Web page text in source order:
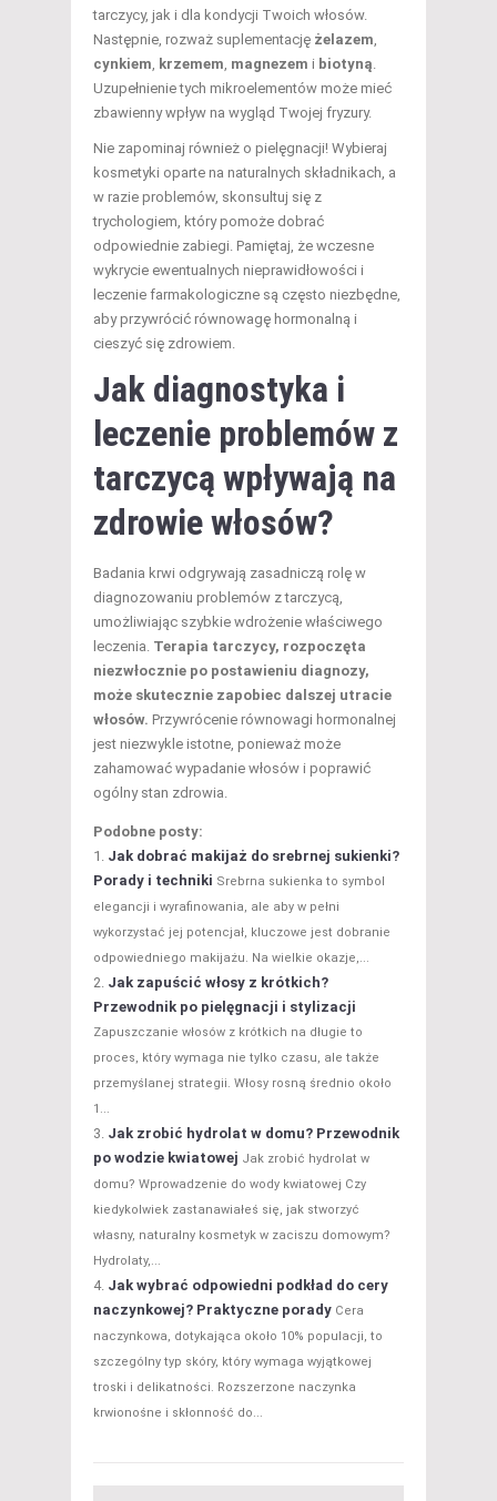
tarczycy, jak i dla kondycji Twoich włosów.
Następnie, rozważ suplementację żelazem,
cynkiem, krzemem, magnezem i biotyną.
Uzupełnienie tych mikroelementów może mieć
zbawienny wpływ na wygląd Twojej fryzury.
Nie zapominaj również o pielęgnacji! Wybieraj
kosmetyki oparte na naturalnych składnikach, a
w razie problemów, skonsultuj się z
trychologiem, który pomoże dobrać
odpowiednie zabiegi. Pamiętaj, że wczesne
wykrycie ewentualnych nieprawidłowości i
leczenie farmakologiczne są często niezbędne,
aby przywrócić równowagę hormonalną i
cieszyć się zdrowiem.
Jak diagnostyka i
leczenie problemów z
tarczycą wpływają na
zdrowie włosów?
Badania krwi odgrywają zasadniczą rolę w
diagnozowaniu problemów z tarczycą,
umożliwiając szybkie wdrożenie właściwego
leczenia. Terapia tarczycy, rozpoczęta
niezwłocznie po postawieniu diagnozy,
może skutecznie zapobiec dalszej utracie
włosów. Przywrócenie równowagi hormonalnej
jest niezwykle istotne, ponieważ może
zahamować wypadanie włosów i poprawić
ogólny stan zdrowia.
Podobne posty:
Jak dobrać makijaż do srebrnej sukienki?
Porady i techniki Srebrna sukienka to symbol
elegancji i wyrafinowania, ale aby w pełni
wykorzystać jej potencjał, kluczowe jest dobranie
odpowiedniego makijażu. Na wielkie okazje,...
Jak zapuścić włosy z krótkich?
Przewodnik po pielęgnacji i stylizacji
Zapuszczanie włosów z krótkich na długie to
proces, który wymaga nie tylko czasu, ale także
przemyślanej strategii. Włosy rosną średnio około
1...
Jak zrobić hydrolat w domu? Przewodnik
po wodzie kwiatowej Jak zrobić hydrolat w
domu? Wprowadzenie do wody kwiatowej Czy
kiedykolwiek zastanawiałeś się, jak stworzyć
własny, naturalny kosmetyk w zaciszu domowym?
Hydrolaty,...
Jak wybrać odpowiedni podkład do cery
naczynkowej? Praktyczne porady Cera
naczynkowa, dotykająca około 10% populacji, to
szczególny typ skóry, który wymaga wyjątkowej
troski i delikatności. Rozszerzone naczynka
krwionośne i skłonność do...